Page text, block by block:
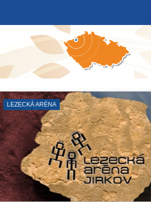
BLOKOVÉ ČIŠTĚNÍ